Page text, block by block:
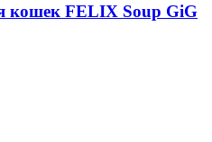
кошек FELIX Soup GiG